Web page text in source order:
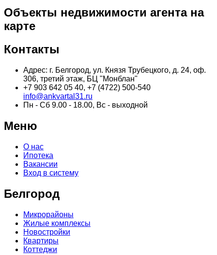
Объекты недвижимости агента на
карте
Контакты
Адрес: г. Белгород, ул. Князя Трубецкого, д. 24, оф.
306, третий этаж, БЦ "Монблан"
+7 903 642 05 40, +7 (4722) 500-540
info@ankvartal31.ru
Пн - Сб 9.00 - 18.00, Вс - выходной
Меню
О нас
Ипотека
Вакансии
Вход в систему
Белгород
Микрорайоны
Жилые комплексы
Новостройки
Квартиры
Коттеджи